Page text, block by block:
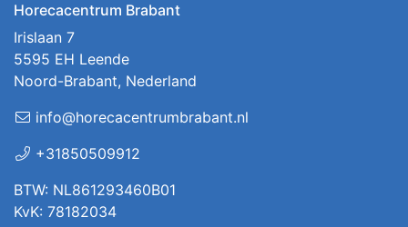
Horecacentrum Brabant
Irislaan 7
5595 EH Leende
Noord-Brabant, Nederland
info@horecacentrumbrabant.nl
+31850509912
BTW: NL861293460B01
KvK: 78182034